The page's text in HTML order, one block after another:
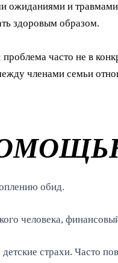
ожиданиями и
здоровым образом.
часто не в
членами семьи
обид.
человека,
страхи. Часто